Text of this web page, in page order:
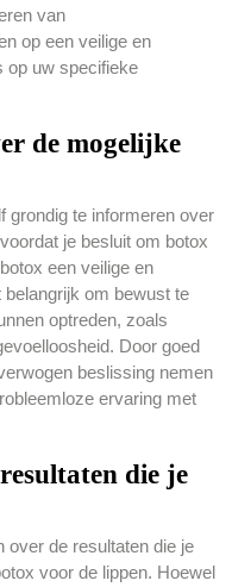
van
op een veilige en
op uw specifieke
de mogelijke
grondig te informeren over
je besluit om botox
een veilige en
om bewust te
optreden, zoals
Door goed
beslissing nemen
ervaring met
die je
over de resultaten die je
voor de lippen. Hoewel